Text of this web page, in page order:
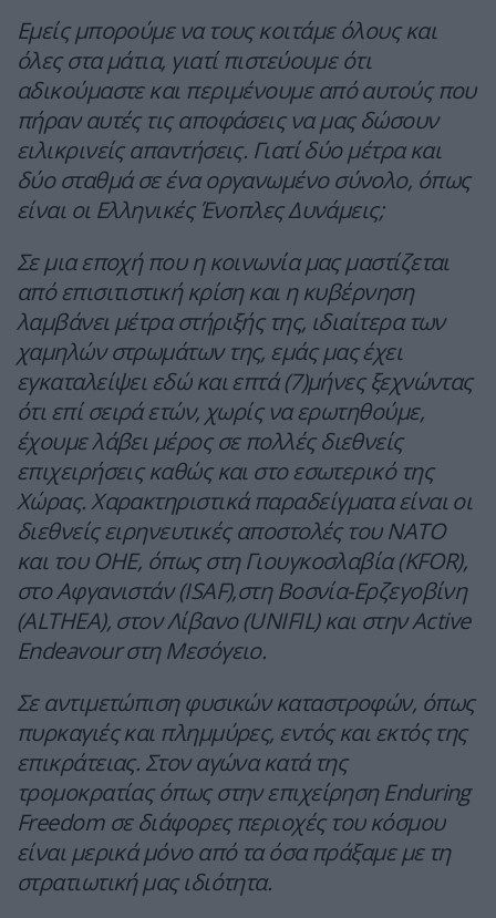
Εμείς μπορούμε να τους κοιτάμε όλους και
όλες στα μάτια, γιατί πιστεύουμε ότι
αδικούμαστε και περιμένουμε από αυτούς που
πήραν αυτές τις αποφάσεις να μας δώσουν
ειλικρινείς απαντήσεις. Γιατί δύο μέτρα και
δύο σταθμά σε ένα οργανωμένο σύνολο, όπως
είναι οι Ελληνικές Ένοπλες Δυνάμεις;
Σε μια εποχή που η κοινωνία μας μαστίζεται
από επισιτιστική κρίση και η κυβέρνηση
λαμβάνει μέτρα στήριξής της, ιδιαίτερα των
χαμηλών στρωμάτων της, εμάς μας έχει
εγκαταλείψει εδώ και επτά (7)μήνες ξεχνώντας
ότι επί σειρά ετών, χωρίς να ερωτηθούμε,
έχουμε λάβει μέρος σε πολλές διεθνείς
επιχειρήσεις καθώς και στο εσωτερικό της
Χώρας. Χαρακτηριστικά παραδείγματα είναι οι
διεθνείς ειρηνευτικές αποστολές του ΝΑΤΟ
και του ΟΗΕ, όπως στη Γιουγκοσλαβία (KFOR),
στο Αφγανιστάν (ISAF),στη Βοσνία-Ερζεγοβίνη
(ALTHEA), στον Λίβανο (UNIFIL) και στην Active
Endeavour στη Μεσόγειο.
Σε αντιμετώπιση φυσικών καταστροφών, όπως
πυρκαγιές και πλημμύρες, εντός και εκτός της
επικράτειας. Στον αγώνα κατά της
τρομοκρατίας όπως στην επιχείρηση Enduring
Freedom σε διάφορες περιοχές του κόσμου
είναι μερικά μόνο από τα όσα πράξαμε με τη
στρατιωτική μας ιδιότητα.